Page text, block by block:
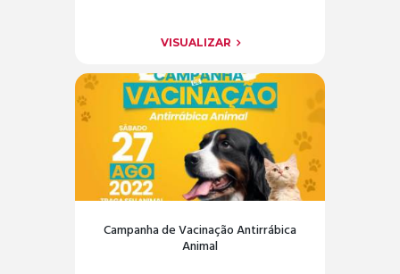
VISUALIZAR
Campanha de Vacinação Antirrábica
Animal